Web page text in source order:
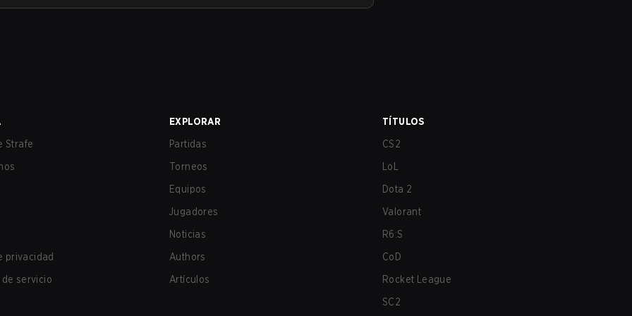
Strafe
privacidad
servicio
EXPLORAR
Partidas
Torneos
Equipos
Jugadores
Noticias
Authors
Artículos
TÍTULOS
CS2
LoL
Dota 2
Valorant
R6:S
CoD
Rocket League
SC2